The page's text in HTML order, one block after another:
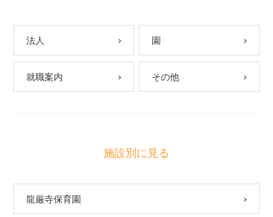
法人 園
就職案内 その他
施設別に見る
龍厳寺保育園